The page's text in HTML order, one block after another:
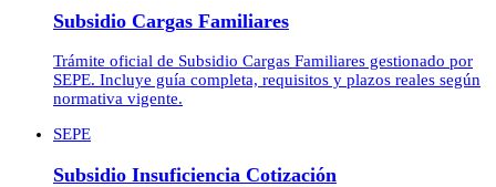
Subsidio Cargas Familiares
Trámite oficial de Subsidio Cargas Familiares gestionado por
SEPE. Incluye guía completa, requisitos y plazos reales según
normativa vigente.
SEPE
Subsidio Insuficiencia Cotización